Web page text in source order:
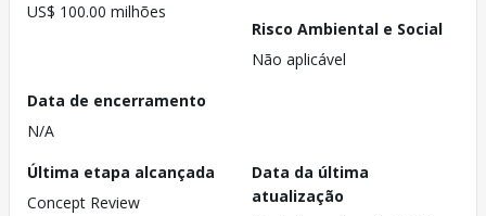
US$ 100.00 milhões
Risco Ambiental e Social
Não aplicável
Data de encerramento
N/A
Última etapa alcançada
Concept Review
Data da última
atualização